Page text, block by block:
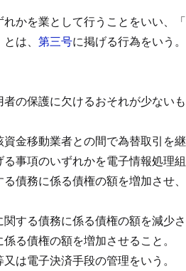
かを業として行うことをいい、
は、 第三号に掲げる行為をいう。
の保護に欠けるおそれが少ない
金移動業者との間で為替取引を
事項のいずれかを電子情報処理
債務に係る債権の額を増加させ
する債務に係る債権の額を減少さ
る債権の額を増加させること。
は電子決済手段の管理をいう。